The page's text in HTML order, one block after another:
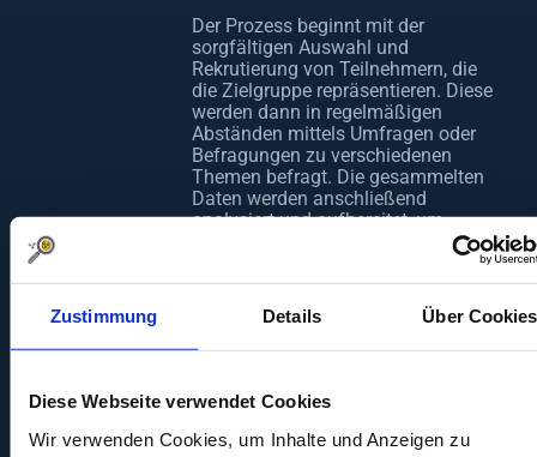
Zustimmung Details Über Cookies
Diese Webseite verwendet Cookies
Wir verwenden Cookies, um Inhalte und Anzeigen zu
Der Prozess beginnt mit der
sorgfältigen Auswahl und
Rekrutierung von Teilnehmern, die
die Zielgruppe repräsentieren. Diese
werden dann in regelmäßigen
Abständen mittels Umfragen oder
Befragungen zu verschiedenen
Themen befragt. Die gesammelten
Daten werden anschließend
analysiert und aufbereitet, um
Unternehmen wertvolle Einblicke in
Markttrends zu bieten.
Herausforderungen
und Paneleffekte
viele Vorteile bieten, gibt es auch
größten ist der sogenannte